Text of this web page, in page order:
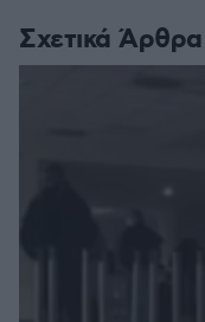
Σχετικά Άρθρα